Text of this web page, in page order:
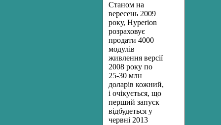
Станом на
вересень 2009
року, Hyperion
розраховує
продати 4000
модулів
живлення версії
2008 року по
25-30 млн
доларів кожний,
і очікується, що
перший запуск
відбудеться у
червні 2013